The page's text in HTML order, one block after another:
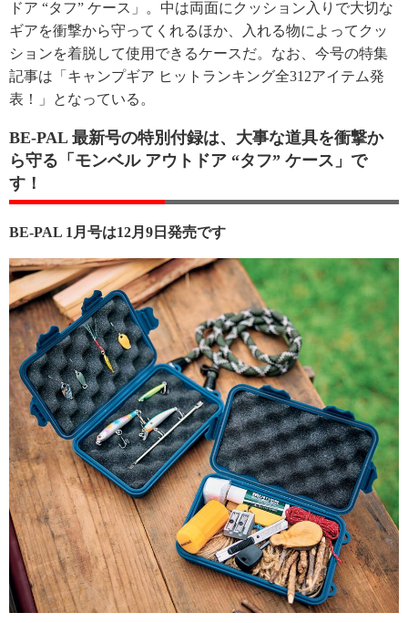
ドア “タフ” ケース」。中は両面にクッション入りで大切な
ギアを衝撃から守ってくれるほか、入れる物によってクッ
ションを着脱して使用できるケースだ。なお、今号の特集
記事は「キャンプギア ヒットランキング全312アイテム発
表！」となっている。
BE-PAL 最新号の特別付録は、大事な道具を衝撃か
ら守る「モンベル アウトドア “タフ” ケース」で
す！
BE-PAL 1月号は12月9日発売です